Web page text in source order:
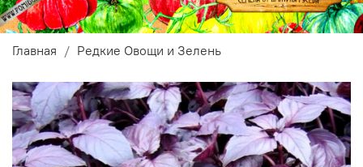
Главная Редкие Овощи и Зелень